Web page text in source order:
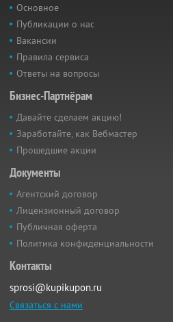
Основное
Публикации о нас
Вакансии
Правила сервиса
Ответы на вопросы
Бизнес-Партнёрам
Давайте сделаем акцию!
Заработайте, как Вебмастер
Прошедшие акции
Документы
Агентский договор
Лицензионный договор
Публичная оферта
Политика конфиденциальности
Контакты
sprosi@kupikupon.ru
Связаться с нами